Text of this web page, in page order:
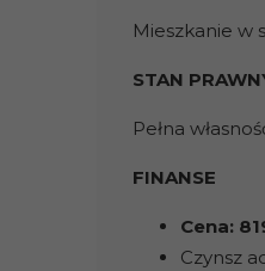
Mieszkanie w
STAN
Pełna
FINANSE
Cena:
Czynsz